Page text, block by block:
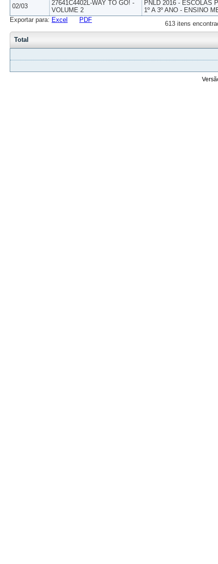
02/03
27641C4402L-WAY TO GO! -
VOLUME 2
PNLD 2016 - ESCOLAS
1º A 3º ANO - ENSINO
613 itens
Exportar para: Excel PDF
Total